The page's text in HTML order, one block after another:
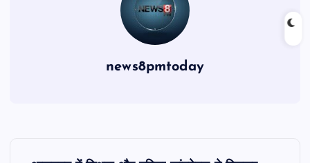
news8pmtoday